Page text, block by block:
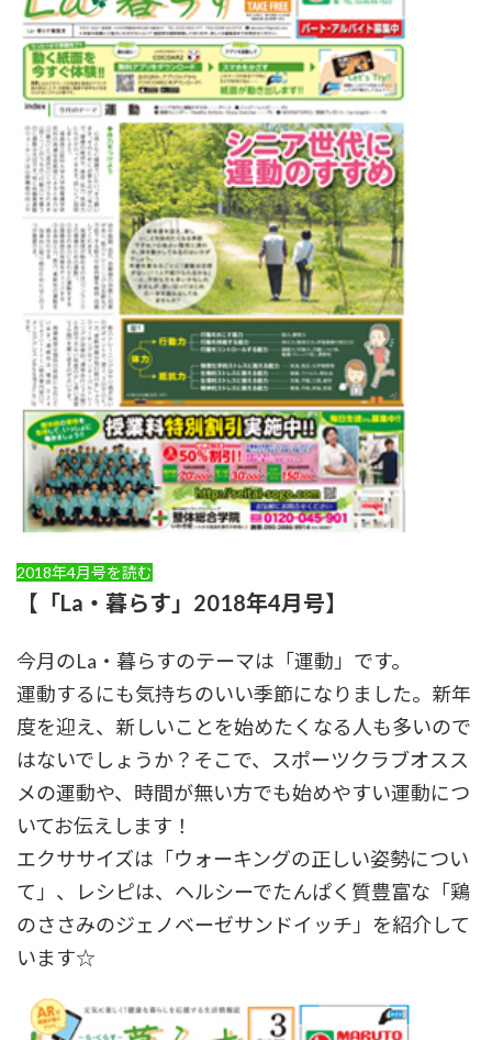
2018年4月号を読む
【「La・暮らす」2018年4月号】
今月のLa・暮らすのテーマは「運動」です。
運動するにも気持ちのいい季節になりました。新年
度を迎え、新しいことを始めたくなる人も多いので
はないでしょうか？そこで、スポーツクラブオスス
メの運動や、時間が無い方でも始めやすい運動につ
いてお伝えします！
エクササイズは「ウォーキングの正しい姿勢につい
て」、レシピは、ヘルシーでたんぱく質豊富な「鶏
のささみのジェノベーゼサンドイッチ」を紹介して
います☆